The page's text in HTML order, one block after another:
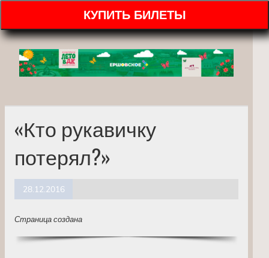
КУПИТЬ БИЛЕТЫ
«Кто рукавичку
потерял?»
28.12.2016
Страница создана